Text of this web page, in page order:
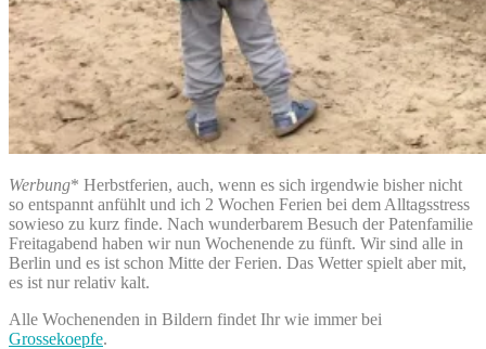
Werbung* Herbstferien, auch, wenn es sich irgendwie bisher nicht
so entspannt anfühlt und ich 2 Wochen Ferien bei dem Alltagsstress
sowieso zu kurz finde. Nach wunderbarem Besuch der Patenfamilie
Freitagabend haben wir nun Wochenende zu fünft. Wir sind alle in
Berlin und es ist schon Mitte der Ferien. Das Wetter spielt aber mit,
es ist nur relativ kalt.
Alle Wochenenden in Bildern findet Ihr wie immer bei
Grossekoepfe.